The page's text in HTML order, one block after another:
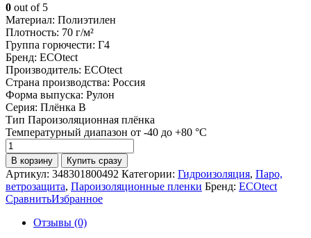
0 out of 5
Материал: Полиэтилен
Плотность: 70 г/м²
Группа горючести: Г4
Бренд: ECOtect
Производитель: ECOtect
Страна производства: Россия
Форма выпуска: Рулон
Серия: Плёнка B
Тип Пароизоляционная плёнка
Температурный диапазон от -40 до +80 °C
Количество
товара
ECOtect
пленка
D
Гидро-
Пароизоляционная
(35м2)
В корзину Купить сразу
Артикул: 348301800492 Категории: Гидроизоляция, Паро,
ветрозащита, Пароизоляционные пленки Бренд: ECOtect
СравнитьИзбранное
Отзывы (0)